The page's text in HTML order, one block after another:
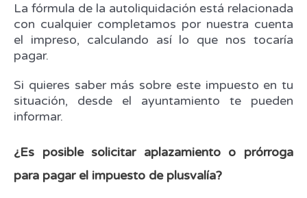
La fórmula de la autoliquidación está relacionada
con cualquier completamos por nuestra cuenta
el impreso, calculando así lo que nos tocaría
pagar.
Si quieres saber más sobre este impuesto en tu
situación, desde el ayuntamiento te pueden
informar.
¿Es posible solicitar aplazamiento o prórroga
para pagar el impuesto de plusvalía?